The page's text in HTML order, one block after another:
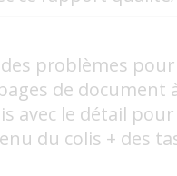
problèmes
de document
avec le détail
du colis + des